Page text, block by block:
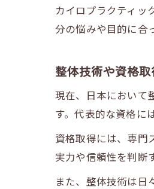
カイロプラクティッ
分の悩みや目的に合
整体技術や資格
現在、日本において
す。代表的な資格に
資格取得には、専門
実力や信頼性を判断
また、整体技術は日